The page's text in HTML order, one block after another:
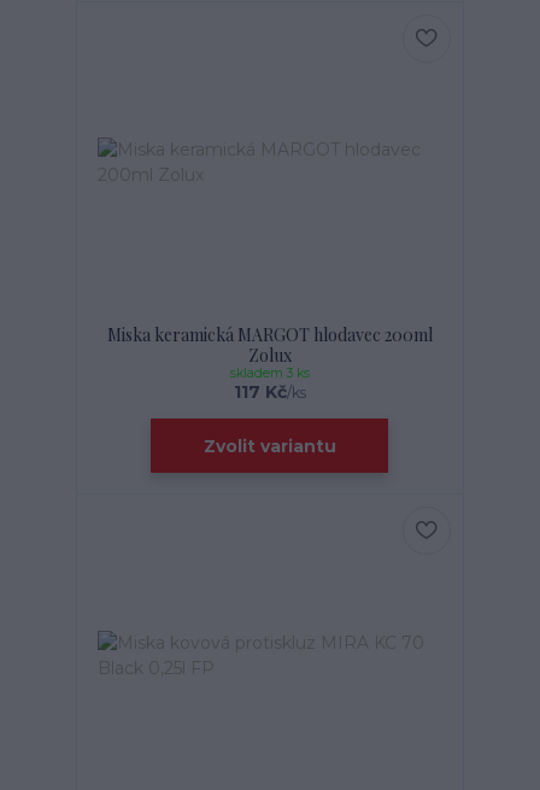
Miska keramická MARGOT hlodavec 200ml
Zolux
117 Kč/ks
skladem 3 ks
Zvolit variantu